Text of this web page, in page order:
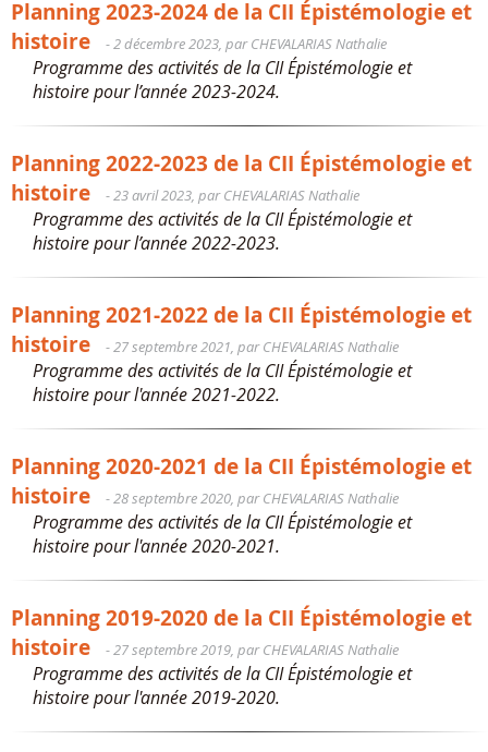
Planning 2023-2024 de la CII Épistémologie et
histoire
- 2 décembre 2023, par CHEVALARIAS Nathalie
Programme des activités de la CII Épistémologie et
histoire pour l’année 2023-2024.
Planning 2022-2023 de la CII Épistémologie et
histoire
- 23 avril 2023, par CHEVALARIAS Nathalie
Programme des activités de la CII Épistémologie et
histoire pour l’année 2022-2023.
Planning 2021-2022 de la CII Épistémologie et
histoire
- 27 septembre 2021, par CHEVALARIAS Nathalie
Programme des activités de la CII Épistémologie et
histoire pour l'année 2021-2022.
Planning 2020-2021 de la CII Épistémologie et
histoire
- 28 septembre 2020, par CHEVALARIAS Nathalie
Programme des activités de la CII Épistémologie et
histoire pour l'année 2020-2021.
Planning 2019-2020 de la CII Épistémologie et
histoire
- 27 septembre 2019, par CHEVALARIAS Nathalie
Programme des activités de la CII Épistémologie et
histoire pour l'année 2019-2020.